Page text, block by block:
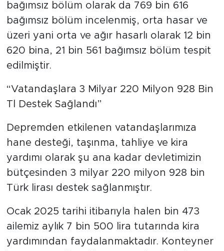
bağımsız bölüm olarak da 769 bin 616
bağımsız bölüm incelenmiş, orta hasar ve
üzeri yani orta ve ağır hasarlı olarak 12 bin
620 bina, 21 bin 561 bağımsız bölüm tespit
edilmiştir.
“Vatandaşlara 3 Milyar 220 Milyon 928 Bin
Tl Destek Sağlandı”
Depremden etkilenen vatandaşlarımıza
hane desteği, taşınma, tahliye ve kira
yardımı olarak şu ana kadar devletimizin
bütçesinden 3 milyar 220 milyon 928 bin
Türk lirası destek sağlanmıştır.
Ocak 2025 tarihi itibarıyla halen bin 473
ailemiz aylık 7 bin 500 lira tutarında kira
yardımından faydalanmaktadır. Konteyner